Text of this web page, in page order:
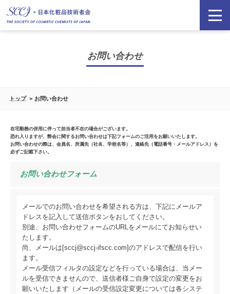
お問い合わせ
トップ お問い合わせ
在宅勤務の併用に伴って担当者不在の場合がございます。
恐れ入りますが、弊会に関するお問い合わせは下記フォームのご活用をお願いいたします。
お問い合わせの際は、会員名、所属先（社名、学校名等）、連絡先（電話番号・メールアドレス）を
必ずご記載下さい。
お問い合わせフォーム
メールでのお問い合わせを希望される方は、下記にメールア
ドレスを記入して送信ボタンをおしてください。
別途、お問い合わせフォームのURLをメールにてお知らせい
たします。
尚、メールは[sccj@sccj-ifscc.com]のアドレスで配信を行い
ます。
メール受信フィルタの設定などを行っている場合は、当メー
ルを受信できませんので、送信者様ご自身で設定の変更をお
願いいたします（メールの受信設定変更については各システ